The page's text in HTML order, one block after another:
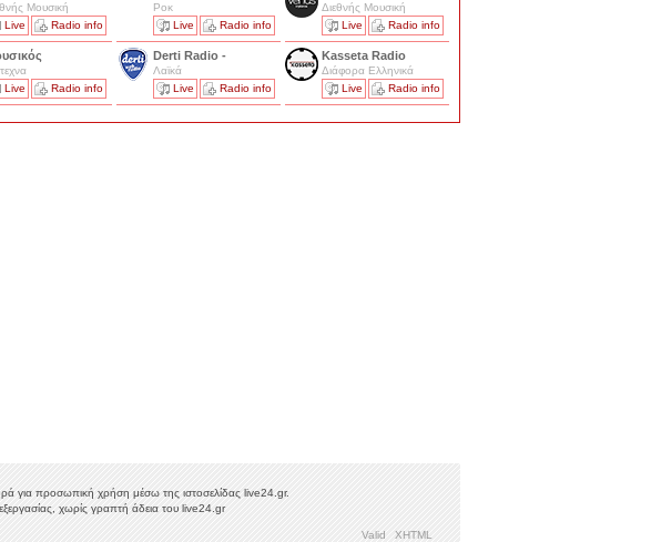
Μουσική
Live
Radio info
Ροκ
Live
Radio info
Διεθνής Μουσική
Live
Radio info
Live
Radio info
Derti Radio -
Λαϊκά
Live
Radio info
Kasseta Radio
Διάφορα Ελληνικά
Live
Radio info
για προσωπική χρήση μέσω της ιστοσελίδας live24.gr.
χωρίς γραπτή άδεια του live24.gr
Valid XHTML